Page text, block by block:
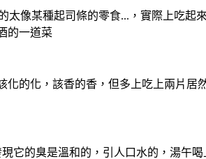
像某種起司條的零食...，實際上吃
的一道菜
的化，該香的香，但多上吃上兩片
它的臭是溫和的，引人口水的，湯午